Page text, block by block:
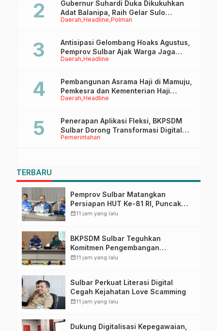
Daerah Headline Polman
Gubernur Suhardi Duka Dikukuhkan
Adat Balanipa, Raih Gelar Sulo
Tappidena
Daerah Headline
Antisipasi Gelombang Hoaks Agustus,
Pemprov Sulbar Ajak Warga Jaga
Ruang Digital
Daerah Headline
Pembangunan Asrama Haji di Mamuju,
Pemkesra dan Kementerian Haji
Sulbar Tinjau Lokasi
Pemerintahan
Penerapan Aplikasi Fleksi, BKPSDM
Sulbar Dorong Transformasi Digital
Sistem Kehadiran ASN
TERBARU
Pemprov Sulbar Matangkan
Persiapan HUT Ke-81 RI, Puncak
Upacara di Lapangan Ahmad
calendar_month11 jam yang lalu
BKPSDM Sulbar Teguhkan
Komitmen Pengembangan
Kompetensi ASN melalui
calendar_month11 jam yang lalu
Sulbar Perkuat Literasi Digital
Cegah Kejahatan Love Scamming
calendar_month11 jam yang lalu
Dukung Digitalisasi Kepegawaian,